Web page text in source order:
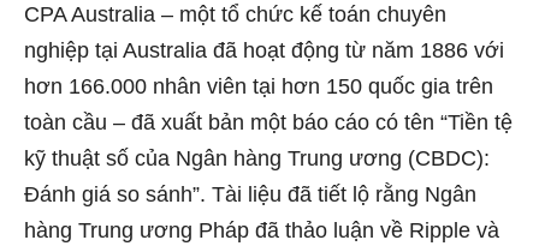
CPA Australia – một tổ chức kế toán chuyên
nghiệp tại Australia đã hoạt động từ năm 1886 với
hơn 166.000 nhân viên tại hơn 150 quốc gia trên
toàn cầu – đã xuất bản một báo cáo có tên “Tiền tệ
kỹ thuật số của Ngân hàng Trung ương (CBDC):
Đánh giá so sánh”. Tài liệu đã tiết lộ rằng Ngân
hàng Trung ương Pháp đã thảo luận về Ripple và